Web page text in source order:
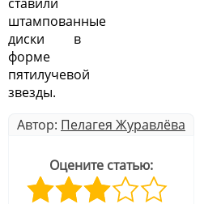
штампованные
диски в
форме
пятилучевой
звезды.
Автор: Пелагея Журавлёва
Оцените статью: